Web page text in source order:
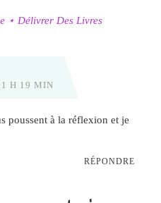
⋆ Délivrer Des Livres
H 19 MIN
poussent à la réflexion et je
RÉPONDRE